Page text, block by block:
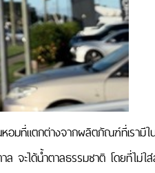
หอมที่แตกต่างจากผลิตภัณฑ์ที่เรามี
ล จะได้น้ำตาลธรรมชาติ โดยทีี่ไม่ใ